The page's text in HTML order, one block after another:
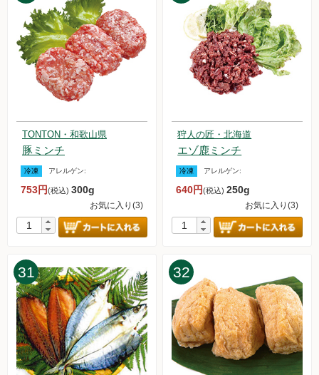
TONTON・和歌山県
豚ミンチ
冷凍 アレルゲン:
753円(税込) 300g
お気に入り(3)
狩人の匠・北海道
エゾ鹿ミンチ
冷凍 アレルゲン:
640円(税込)250g
お気に入り(3)
31 32